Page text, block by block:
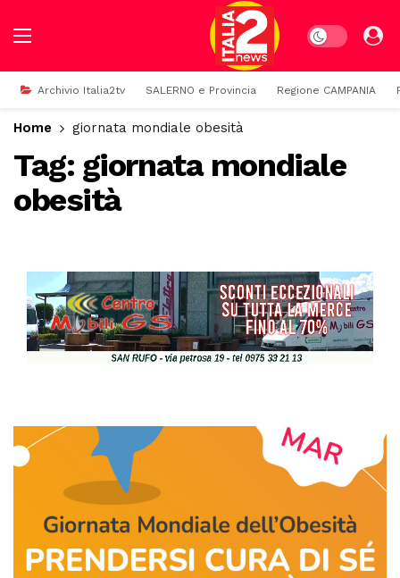
Dark mode
Archivio Italia2tv SALERNO e Provincia Regione CAMPANIA
Home giornata mondiale obesità
Tag: giornata mondiale
obesità